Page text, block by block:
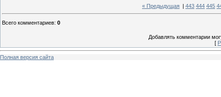
« Предыдущая 443 444 445
Всего комментариев: 0
Добавлять комментарии
[
Полная версия сайта